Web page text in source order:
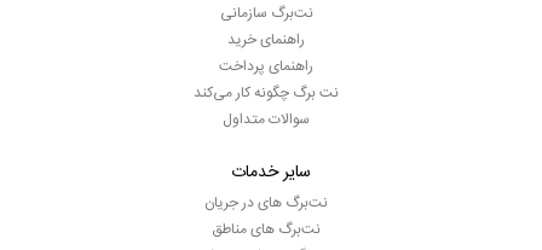
نت‌برگ سازمانی
راهنمای خرید
راهنمای پرداخت
نت برگ چگونه کار می‌کند
سوالات متداول
سایر خدمات
نت‌برگ های در جریان
نت‌برگ های مناطق